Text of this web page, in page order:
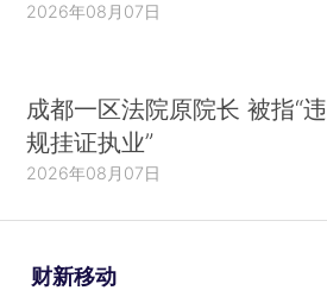
2026年08月07日
成都一区法院原院长 被指“违
规挂证执业”
2026年08月07日
财新移动